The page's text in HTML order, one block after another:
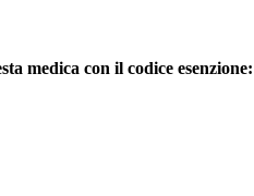
medica con il codice